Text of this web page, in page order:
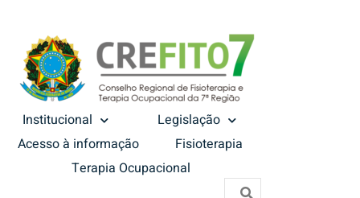
Institucional
Legislação
Acesso à informação
Fisioterapia
Terapia Ocupacional